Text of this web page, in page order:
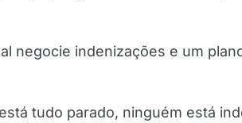
negocie indenizações e um
tudo parado, ninguém está